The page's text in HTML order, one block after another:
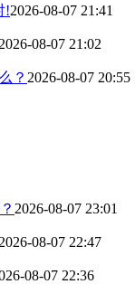
!2026-08-07 21:41
2026-08-07 21:02
？ 2026-08-07 20:55
2026-08-07 23:01
2026-08-07 22:47
08-07 22:36